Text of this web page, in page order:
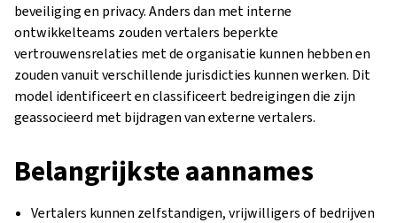
beveiliging en privacy. Anders dan met interne
ontwikkelteams zouden vertalers beperkte
vertrouwensrelaties met de organisatie kunnen hebben en
zouden vanuit verschillende jurisdicties kunnen werken. Dit
model identificeert en classificeert bedreigingen die zijn
geassocieerd met bijdragen van externe vertalers.
Belangrijkste aannames
Vertalers kunnen zelfstandigen, vrijwilligers of bedrijven